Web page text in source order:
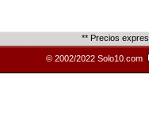
** Precios
© 2002/2022 Solo10.com